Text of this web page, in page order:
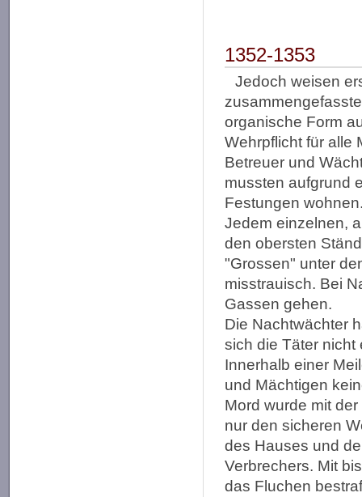
1352-1353
Jedoch weisen
organische Form
Wehrpflicht für alle
Betreuer und
mussten aufgrund
Festungen
Jedem einzelnen,
den obersten
"Grossen" unter
misstrauisch. Bei
Gassen gehen.
Die Nachtwächter
sich die Täter nicht
Innerhalb einer
und Mächtigen
Mord wurde mit
nur den sicheren
des Hauses und
Verbrechers. Mit
das Fluchen